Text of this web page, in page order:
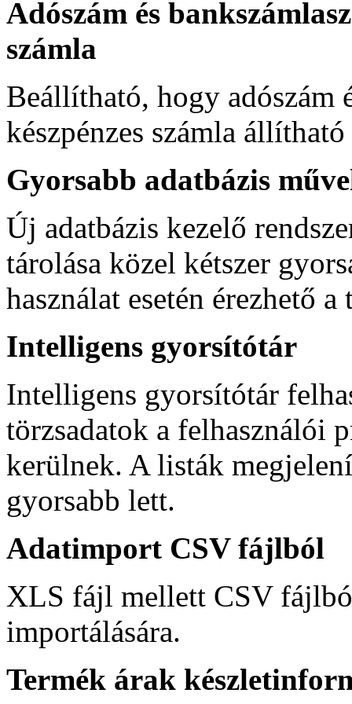
Adószám és
számla
Beállítható, hogy adószám
készpénzes számla
Gyorsabb adatbázis
Új adatbázis kezelő
tárolása közel kétszer
használat esetén érezhető
Intelligens gyorsítótár
Intelligens gyorsítótár
törzsadatok a felhasználói
kerülnek. A listák
gyorsabb lett.
Adatimport CSV fájlból
XLS fájl mellett CSV
importálására.
Termék árak